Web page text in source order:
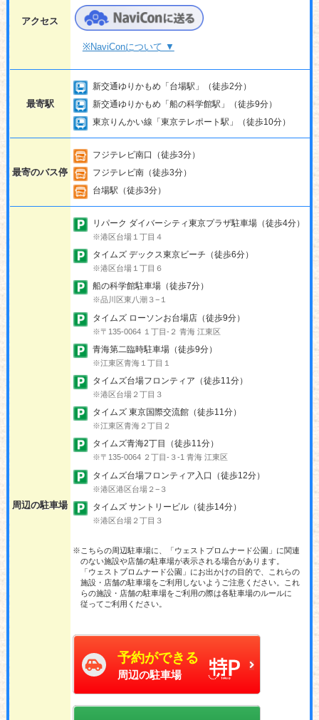
アクセス
※NaviConについて ▼
最寄駅
新交通ゆりかもめ「台場駅」（徒歩2分）
新交通ゆりかもめ「船の科学館駅」（徒歩9分）
東京りんかい線「東京テレポート駅」（徒歩10分）
最寄のバス停
フジテレビ南口（徒歩3分）
フジテレビ南（徒歩3分）
台場駅（徒歩3分）
周辺の駐車場
リパーク ダイバーシティ東京プラザ駐車場（徒歩4分）
※港区台場１丁目４
タイムズ デックス東京ビーチ（徒歩6分）
※港区台場１丁目６
船の科学館駐車場（徒歩7分）
※品川区東八潮３−１
タイムズ ローソンお台場店（徒歩9分）
※〒135-0064 １丁目-２ 青海 江東区
青海第二臨時駐車場（徒歩9分）
※江東区青海１丁目１
タイムズ台場フロンティア（徒歩11分）
※港区台場２丁目３
タイムズ 東京国際交流館（徒歩11分）
※江東区青海２丁目２
タイムズ青海2丁目（徒歩11分）
※〒135-0064 ２丁目-３-1 青海 江東区
タイムズ台場フロンティア入口（徒歩12分）
※港区港区台場２−３
タイムズ サントリービル（徒歩14分）
※港区台場２丁目３
※こちらの周辺駐車場に、「ウェストプロムナード公園」に関連
のない施設や店舗の駐車場が表示される場合があります。
「ウェストプロムナード公園」にお出かけの目的で、これらの
施設・店舗の駐車場をご利用しないようご注意ください。これ
らの施設・店舗の駐車場をご利用の際は各駐車場のルールに
従ってご利用ください。
予約ができる
周辺の駐車場